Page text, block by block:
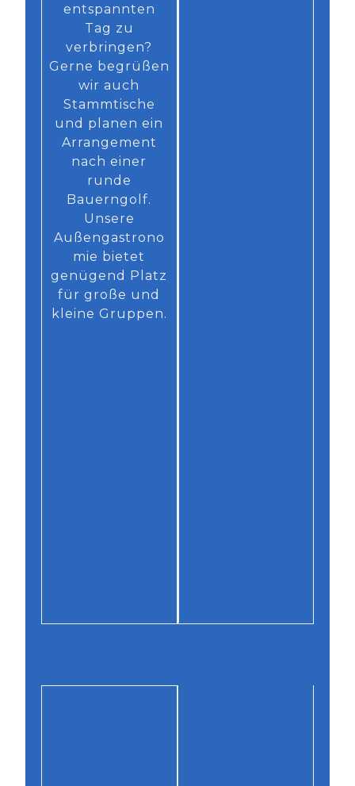
entspannten
Tag zu
verbringen?
Gerne begrüßen
wir auch
Stammtische
und planen ein
Arrangement
nach einer
runde
Bauerngolf.
Unsere
Außengastrono
mie bietet
genügend Platz
für große und
kleine Gruppen.